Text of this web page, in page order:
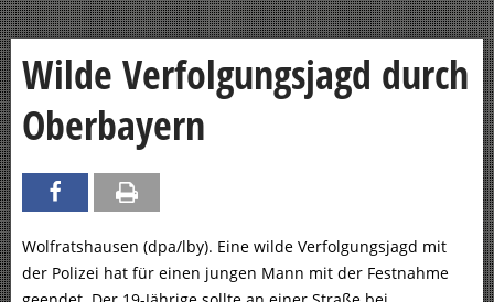
Wilde Verfolgungsjagd durch
Oberbayern
Wolfratshausen (dpa/lby). Eine wilde Verfolgungsjagd mit
der Polizei hat für einen jungen Mann mit der Festnahme